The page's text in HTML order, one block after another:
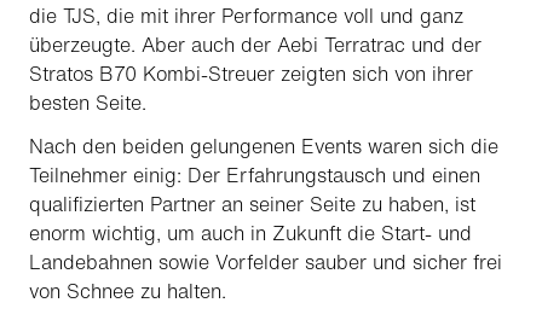
die TJS, die mit ihrer Performance voll und ganz
überzeugte. Aber auch der Aebi Terratrac und der
Stratos B70 Kombi-Streuer zeigten sich von ihrer
besten Seite.
Nach den beiden gelungenen Events waren sich die
Teilnehmer einig: Der Erfahrungstausch und einen
qualifizierten Partner an seiner Seite zu haben, ist
enorm wichtig, um auch in Zukunft die Start- und
Landebahnen sowie Vorfelder sauber und sicher frei
von Schnee zu halten.